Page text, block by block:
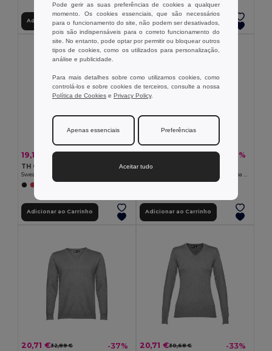
Adicionar ao Carrinho Adicionar ao Carrinho
19,14 € 27,24 €
TH Clothes 30161
Adicionar ao Carrinho
26,19 € -37%
Velilla 36101
Adicionar ao Carrinho
20,71 €32,89 € -37% 20,71 €30,68 € -33%
Pode gerir as suas preferências de cookies a qualquer
momento. Os cookies essenciais, que são necessários
para o funcionamento do site, não podem ser desativados,
pois são indispensáveis para o correto funcionamento do
site. No entanto, pode optar por permitir ou bloquear outros
tipos de cookies, como os utilizados para personalização,
análise e publicidade.
Para mais detalhes sobre como utilizamos cookies, como
controlá-los e sobre cookies de terceiros, consulte a nossa
Política de Cookies e Privacy Policy.
Apenas essenciais Preferências
Aceitar tudo